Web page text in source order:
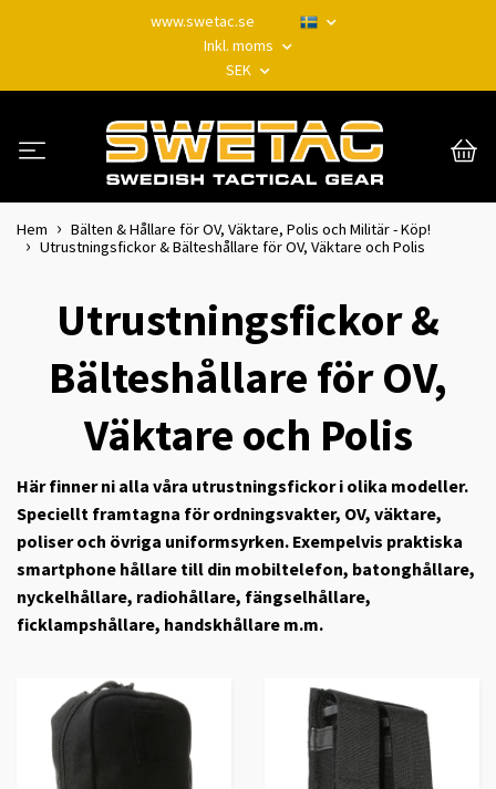
www.swetac.se
Inkl. moms
SEK
Hem
Bälten & Hållare för OV, Väktare, Polis och Militär - Köp!
Utrustningsfickor & Bälteshållare för OV, Väktare och Polis
Utrustningsfickor &
Bälteshållare för OV,
Väktare och Polis
Här finner ni alla våra utrustningsfickor i olika modeller.
Speciellt framtagna för ordningsvakter, OV, väktare,
poliser och övriga uniformsyrken. Exempelvis praktiska
smartphone hållare till din mobiltelefon, batonghållare,
nyckelhållare, radiohållare, fängselhållare,
ficklampshållare, handskhållare m.m.